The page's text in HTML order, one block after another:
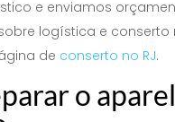
e enviamos
logística e conserto
de conserto no RJ.
o